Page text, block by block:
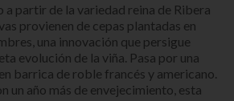
a partir de la variedad reina de Ribera
provienen de cepas plantadas en
una innovación que persigue
evolución de la viña. Pasa por una
barrica de roble francés y americano.
un año más de envejecimiento, esta